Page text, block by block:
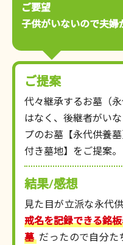
ご要望
子供がいないので夫婦
ご提案
代々継承するお墓（
はなく、後継者がい
プのお墓【永代供養
付き墓地】をご提案。
結果/感想
見た目が立派な永代
戒名を記録できる銘
墓 だったので自分た